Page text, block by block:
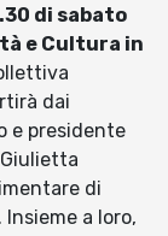
di sabato
e Cultura in
dai
e presidente
di
a loro,